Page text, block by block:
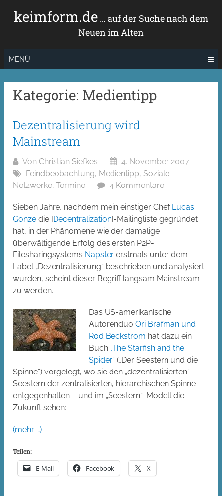
Inhaltkeimform.de… auf der Suche nach dem
Neuen im Alten
MENÜ
Kategorie: Medientipp
Dezentralisierung wird
Mainstream
VonChristian Siefkes
4. November 2007
Feindbeobachtung, Medientipp, Soziale
Netzwerke,Termine 4 Kommentare
Sieben Jahre, nachdem mein einstiger Chef Lucas
Gonze die [Decentralization]-Mailingliste gegründet
hat, in der Phänomene wie der damalige
überwältigende Erfolg des ersten P2P-
Filesharingsystems Napster erstmals unter dem
Label „Dezentralisierung“ beschrieben und analysiert
wurden, scheint dieser Begriff langsam Mainstream
zu werden.
Das US-amerikanische
AutorenduoOri Brafman und
Rod Beckstrom hat dazu ein
Buch „The Starfish and the
Spider“ („Der Seestern und die
Spinne“) vorgelegt, wo sie den „dezentralisierten“
Seestern der zentralisierten, hierarchischen Spinne
entgegenhalten – und im „Seestern“-Modell die
Zukunft sehen:
(mehr …)
Teilen:
E-Mail Facebook X